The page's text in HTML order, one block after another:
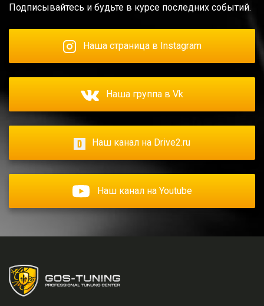
Подписывайтесь и будьте в курсе последних событий.
Наша страница в Instagram
Наша группа в Vk
Наш канал на Drive2.ru
Наш канал на Youtube